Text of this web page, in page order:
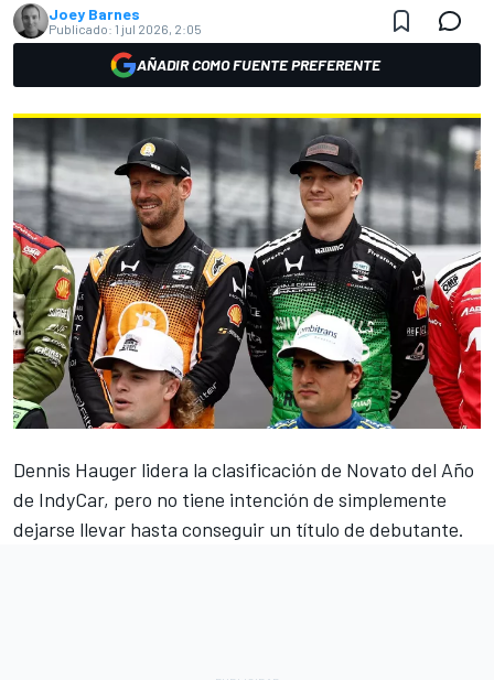
Joey Barnes
Publicado: 1 jul 2026, 2:05
AÑADIR COMO FUENTE PREFERENTE
Dennis Hauger lidera la clasificación de Novato del Año
de IndyCar, pero no tiene intención de simplemente
dejarse llevar hasta conseguir un título de debutante.